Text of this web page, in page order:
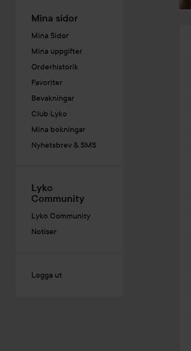
Mina sidor
Mina Sidor
Mina uppgifter
Orderhistorik
Favoriter
Bevakningar
Club Lyko
Mina bokningar
Nyhetsbrev & SMS
Lyko
Community
Lyko Community
Notiser
Logga ut